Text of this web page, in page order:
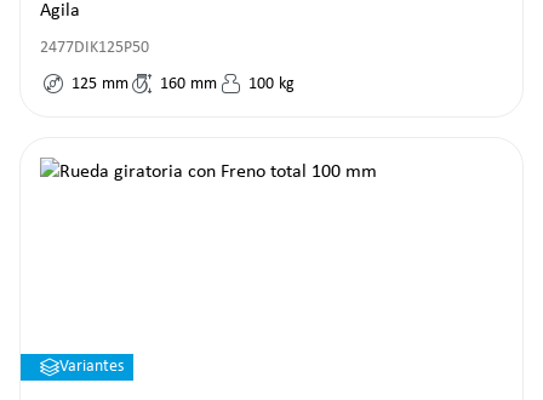
Agila
2477DIK125P50
125 mm 160 mm 100 kg
Variantes